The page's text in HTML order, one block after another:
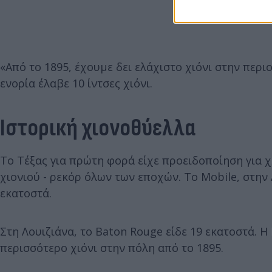
«Από το 1895, έχουμε δει ελάχιστο χιόνι στην
ενορία έλαβε 10 ίντσες χιόνι.
Ιστορική χιονοθύελλα
Το Τέξας για πρώτη φορά είχε προειδοποίηση
χιονιού - ρεκόρ όλων των εποχών. Το Mobile,
εκατοστά.
Στη Λουιζιάνα, το Baton Rouge είδε 19 εκατοστά.
περισσότερο χιόνι στην πόλη από το 1895.